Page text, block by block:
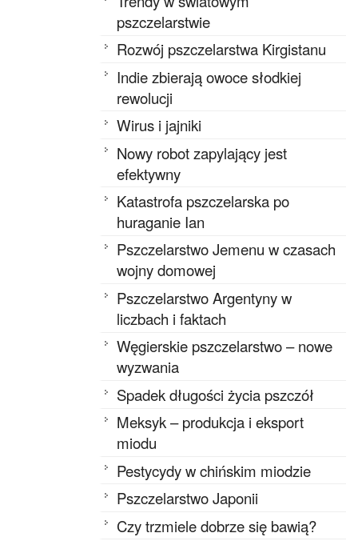
pszczelarstwie
Rozwój pszczelarstwa Kirgistanu
Indie zbierają owoce słodkiej
rewolucji
Wirus i jajniki
Nowy robot zapylający jest
efektywny
Katastrofa pszczelarska po
huraganie Ian
Pszczelarstwo Jemenu w czasach
wojny domowej
Pszczelarstwo Argentyny w
liczbach i faktach
Węgierskie pszczelarstwo – nowe
wyzwania
Spadek długości życia pszczół
Meksyk – produkcja i eksport
miodu
Pestycydy w chińskim miodzie
Pszczelarstwo Japonii
Czy trzmiele dobrze się bawią?